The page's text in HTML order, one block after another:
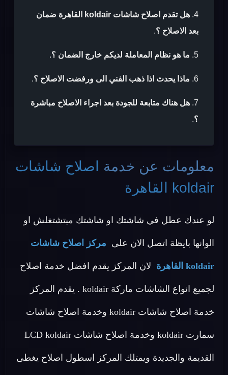
هل تقدم اصلاح شاشات koldair القاهرة ضمان
بعد الاصلاح ؟.
ما هو نظام المعاملة لديكم خارج الضمان ؟.
ماذا يحدث اذا ذهب الفني الى ورفضت الاصلاح ؟.
هل هناك متابعة للجودة بعد اجراء الاصلاح مباشرة
؟.
معلومات عن خدمة
اصلاح شاشات
koldair القاهرة
لو عندك عطل في شاشتك او شاشتك مبتشتغلش او
الوانها بايظة اتصل الان على مركز اصلاح شاشات
koldair القاهرة لان المركز يقدم افضل خدمة اصلاح
لجميع انواع الشاشات ماركة koldair . يقدم المركز
خدمة اصلاح شاشات koldair وخدمة اصلاح شاشات
سمارت koldair وخدمة اصلاح شاشات LCD koldair
القديمة والجديدة ويمتلك المركز اسطول اصلاح يغطى